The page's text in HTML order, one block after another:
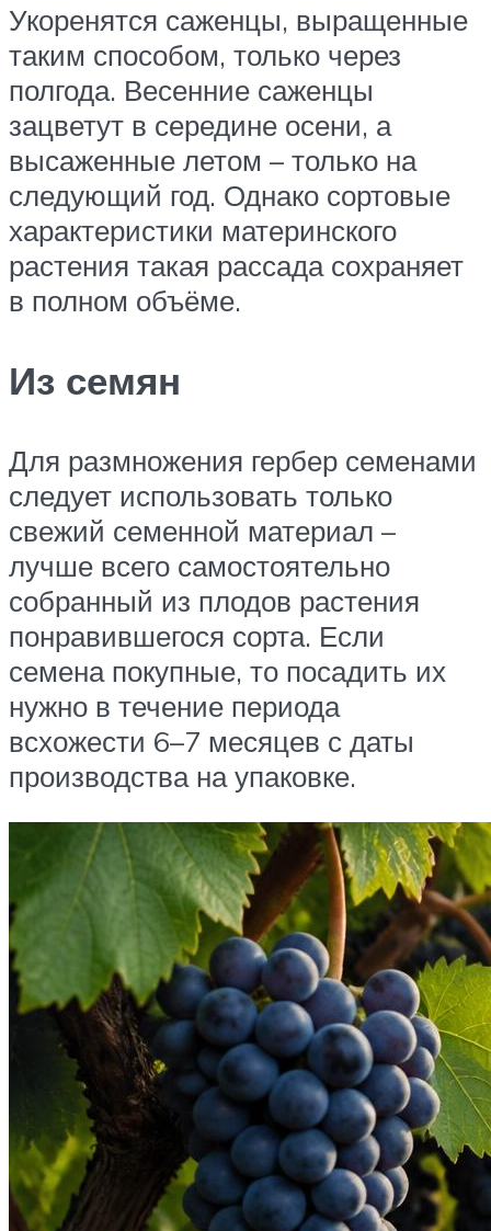
Укоренятся саженцы, выращенные
таким способом, только через
полгода. Весенние саженцы
зацветут в середине осени, а
высаженные летом – только на
следующий год. Однако сортовые
характеристики материнского
растения такая рассада сохраняет
в полном объёме.
Из семян
Для размножения гербер семенами
следует использовать только
свежий семенной материал –
лучше всего самостоятельно
собранный из плодов растения
понравившегося сорта. Если
семена покупные, то посадить их
нужно в течение периода
всхожести 6–7 месяцев с даты
производства на упаковке.